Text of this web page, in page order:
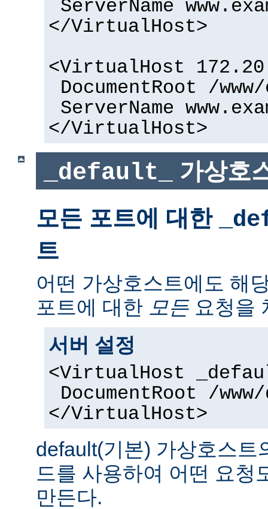
ServerName
</VirtualHost>
<VirtualHost
DocumentRoot /
ServerName
</VirtualHost>
_default_ 가상호
모든 포트에 대한
트
어떤 가상호스트에도 해
포트에 대한 모든요청을
서버 설정
<VirtualHost
DocumentRoot /
</VirtualHost>
default(기본) 가상호스트
드를 사용하여 어떤 요청
만든다.